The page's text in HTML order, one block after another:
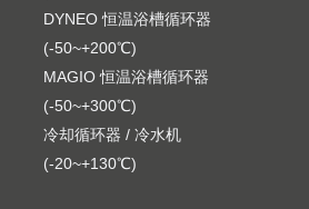
DYNEO 恒温浴槽循环器
(-50~+200℃)
MAGIO 恒温浴槽循环器
(-50~+300℃)
冷却循环器 / 冷水机
(-20~+130℃)